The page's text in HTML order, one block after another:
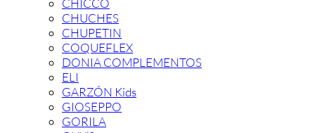
CHICCO
CHUCHES
CHUPETIN
COQUEFLEX
DONIA COMPLEMENTOS
ELI
GARZÓN Kids
GIOSEPPO
GORILA